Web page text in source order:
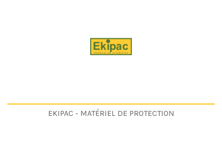
EKIPAC - MATÉRIEL DE PROTECTION